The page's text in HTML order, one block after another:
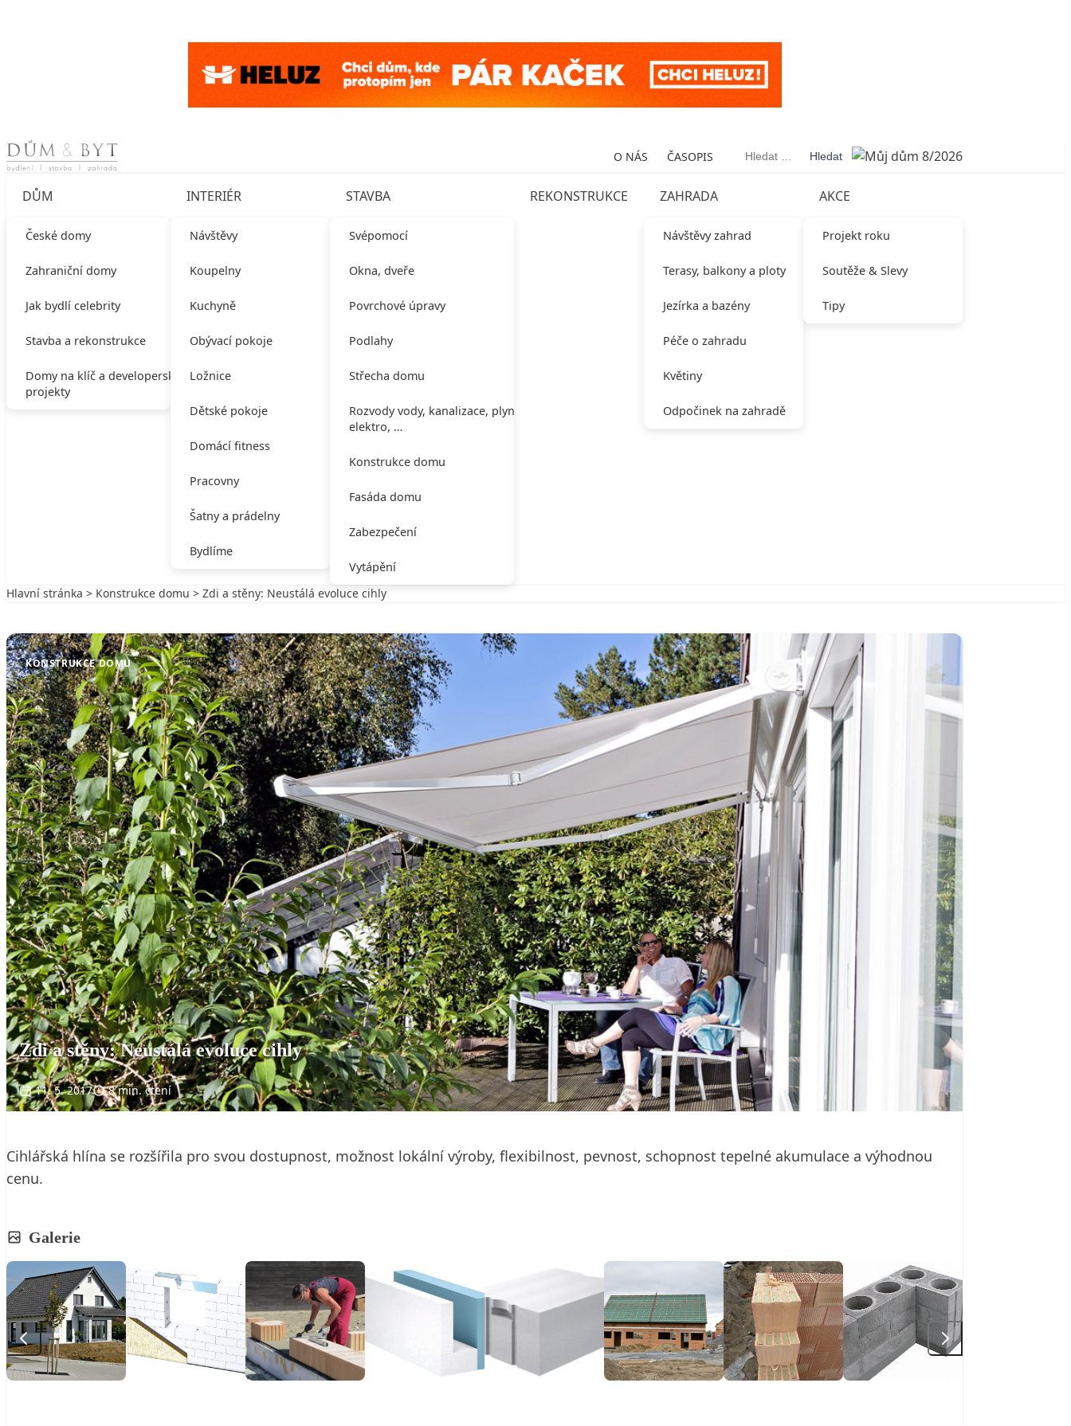
Skip to content O NÁS ČASOPIS Vyhledávání
DŮM
České domy
Zahraniční domy
Jak bydlí celebrity
Stavba a rekonstrukce
Domy na klíč a developerské
projekty
INTERIÉR
Návštěvy
Koupelny
Kuchyně
Obývací pokoje
Ložnice
Dětské pokoje
Domácí fitness
Pracovny
Šatny a prádelny
Bydlíme
STAVBA
Svépomocí
Okna, dveře
Povrchové úpravy
Podlahy
Střecha domu
Rozvody vody, kanalizace, plynu,
elektro, …
Konstrukce domu
Fasáda domu
Zabezpečení
Vytápění
REKONSTRUKCE ZAHRADA
Návštěvy zahrad
Terasy, balkony a ploty
Jezírka a bazény
Péče o zahradu
Květiny
Odpočinek na zahradě
AKCE
Projekt roku
Soutěže & Slevy
Tipy
Hlavní stránka > Konstrukce domu > Zdi a stěny: Neustálá evoluce cihly
KONSTRUKCE DOMU
Zdi a stěny: Neustálá evoluce cihly
11. 5. 2017 8 min. čtení
Cihlářská hlína se rozšířila pro svou dostupnost, možnost lokální výroby, flexibilnost, pevnost, schopnost tepelné akumulace a výhodnou
cenu.
Galerie